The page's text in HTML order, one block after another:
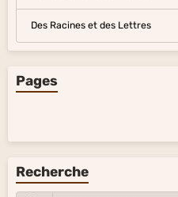
Des Racines et des Lettres
Pages
Recherche